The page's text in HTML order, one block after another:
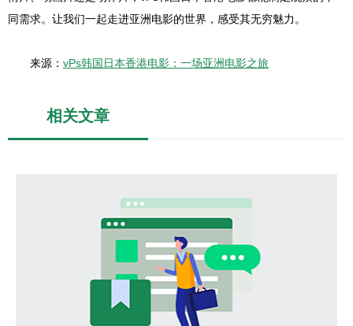
同需求。让我们一起走进亚洲电影的世界，感受其无穷魅力。
来源： vPs韩国日本香港电影：一场亚洲电影之旅
相关文章